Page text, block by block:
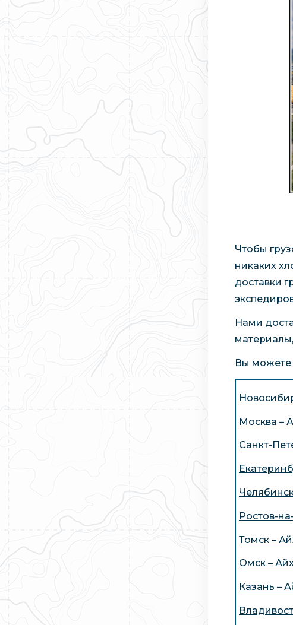
Чтобы
никаких
доставки
Нами
Вы можете
Москва –
Санкт-
Ростов-
Томск –
Омск –
Казань –